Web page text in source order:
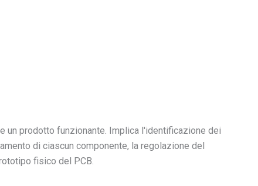
un prodotto funzionante. Implica l'identificazione dei
di ciascun componente, la regolazione del
fisico del PCB.